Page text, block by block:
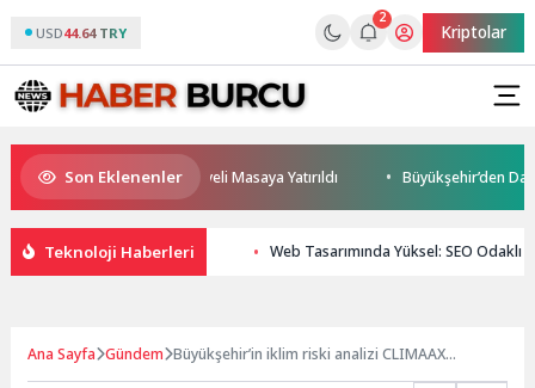
USD44.64 TRY
2
Kriptolar
Son Eklenenler
ve Yatırım Potansiyeli Masaya Yatırıldı Büyükşehir’den
Teknoloji Haberleri Web Tasarımında Yüksel: SEO
Ana Sayfa Gündem Büyükşehir’in iklim riski analizi CLIMAAX